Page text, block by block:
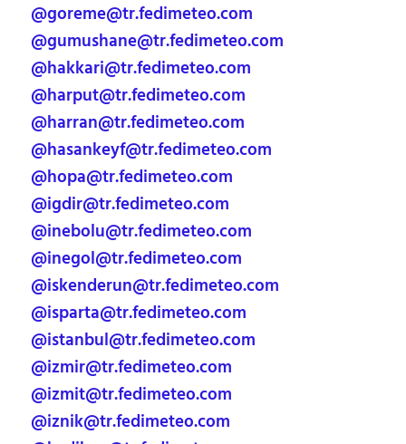
@goreme@tr.fedimeteo.com
@gumushane@tr.fedimeteo.com
@hakkari@tr.fedimeteo.com
@harput@tr.fedimeteo.com
@harran@tr.fedimeteo.com
@hasankeyf@tr.fedimeteo.com
@hopa@tr.fedimeteo.com
@igdir@tr.fedimeteo.com
@inebolu@tr.fedimeteo.com
@inegol@tr.fedimeteo.com
@iskenderun@tr.fedimeteo.com
@isparta@tr.fedimeteo.com
@istanbul@tr.fedimeteo.com
@izmir@tr.fedimeteo.com
@izmit@tr.fedimeteo.com
@iznik@tr.fedimeteo.com